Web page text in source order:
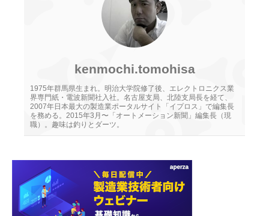
kenmochi.tomohisa
1975年群馬県生まれ。明治大学院修了後、エレクトロニクス業
界専門紙・電波新聞社入社。名古屋支局、北陸支局長を経て、
2007年日本最大の製造業ポータルサイト「イプロス」で編集長
を務める。2015年3月〜「オートメーション新聞」編集長（現
職）。趣味は釣りとダーツ。